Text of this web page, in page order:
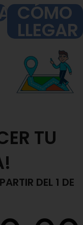
CÓMO
LLEGAR
TU
DEL 1 DE